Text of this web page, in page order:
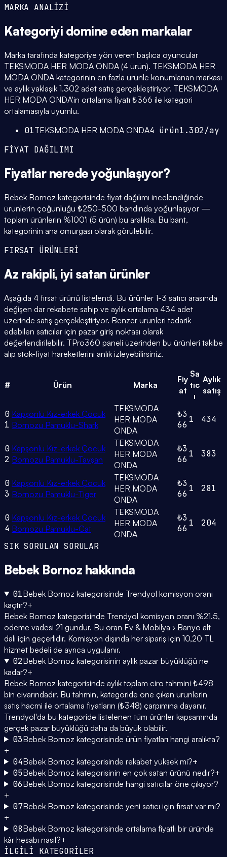
MARKA ANALİZİ
Kategoriyi domine eden markalar
Marka tarafında kategoriye yön veren başlıca oyuncular
TEKSMODA HER MODA ONDA (4 ürün). TEKSMODA HER
MODA ONDA kategorinin en fazla ürünle konumlanan markası
ve aylık yaklaşık 1.302 adet satış gerçekleştiriyor. TEKSMODA
HER MODA ONDA'in ortalama fiyatı ₺366 ile kategori
ortalamasıyla uyumlu.
01TEKSMODA HER MODA ONDA4 ürün1.302/ay
FİYAT DAĞILIMI
Fiyatlar nerede yoğunlaşıyor?
Bebek Bornoz kategorisinde fiyat dağılımı incelendiğinde
ürünlerin çoğunluğu ₺250-500 bandında yoğunlaşıyor —
toplam ürünlerin %100'i (5 ürün) bu aralıkta. Bu bant,
kategorinin ana omurgası olarak görülebilir.
FIRSAT ÜRÜNLERİ
Az rakipli, iyi satan ürünler
Aşağıda 4 fırsat ürünü listelendi. Bu ürünler 1-3 satıcı arasında
değişen dar rekabete sahip ve aylık ortalama 434 adet
üzerinde satış gerçekleştiriyor. Benzer ürünleri tedarik
edebilen satıcılar için pazar giriş noktası olarak
değerlendirilebilir. TPro360 paneli üzerinden bu ürünleri takibe
alıp stok-fiyat hareketlerini anlık izleyebilirsiniz.
# Ürün Marka
Fiy
at
Sa
tıc
ı
Aylık
satış
0
1
Kapşonlu Kız-erkek Çocuk
Bornozu Pamuklu-Shark
TEKSMODA
HER MODA
ONDA
₺3
66
1 434
0
2
Kapşonlu Kız-erkek Çocuk
Bornozu Pamuklu-Tavşan
TEKSMODA
HER MODA
ONDA
₺3
66
1 383
0
3
Kapşonlu Kız-erkek Çocuk
Bornozu Pamuklu-Tiger
TEKSMODA
HER MODA
ONDA
₺3
66
1 281
0
4
Kapşonlu Kız-erkek Çocuk
Bornozu Pamuklu-Cat
TEKSMODA
HER MODA
ONDA
₺3
66
1 204
SIK SORULAN SORULAR
Bebek Bornoz hakkında
01Bebek Bornoz kategorisinde Trendyol komisyon oranı
kaçtır?+
Bebek Bornoz kategorisinde Trendyol komisyon oranı %21.5,
ödeme vadesi 21 gündür. Bu oran Ev & Mobilya › Banyo alt
dalı için geçerlidir. Komisyon dışında her sipariş için 10,20 TL
hizmet bedeli de ayrıca uygulanır.
02Bebek Bornoz kategorisinin aylık pazar büyüklüğü ne
kadar?+
Bebek Bornoz kategorisinde aylık toplam ciro tahmini ₺498
bin civarındadır. Bu tahmin, kategoride öne çıkan ürünlerin
satış hacmi ile ortalama fiyatların (₺348) çarpımına dayanır.
Trendyol'da bu kategoride listelenen tüm ürünler kapsamında
gerçek pazar büyüklüğü daha da büyük olabilir.
03Bebek Bornoz kategorisinde ürün fiyatları hangi aralıkta?
+
04Bebek Bornoz kategorisinde rekabet yüksek mi?+
05Bebek Bornoz kategorisinin en çok satan ürünü nedir?+
06Bebek Bornoz kategorisinde hangi satıcılar öne çıkıyor?
+
07Bebek Bornoz kategorisinde yeni satıcı için fırsat var mı?
+
08Bebek Bornoz kategorisinde ortalama fiyatlı bir üründe
kâr hesabı nasıl?+
İLGİLİ KATEGORİLER